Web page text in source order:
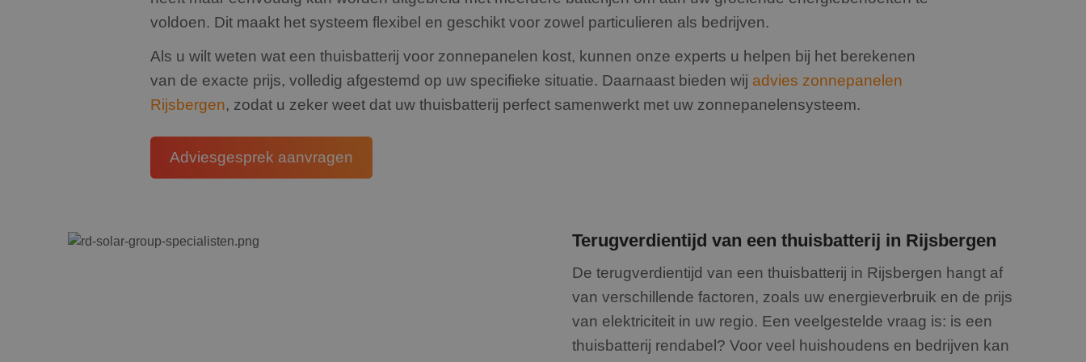
voldoen. Dit maakt het systeem flexibel en geschikt voor zowel particulieren als bedrijven.
Als u wilt weten wat een thuisbatterij voor zonnepanelen kost, kunnen onze experts u helpen bij het berekenen
van de exacte prijs, volledig afgestemd op uw specifieke situatie. Daarnaast bieden wij advies zonnepanelen
Rijsbergen, zodat u zeker weet dat uw thuisbatterij perfect samenwerkt met uw zonnepanelensysteem.
Adviesgesprek aanvragen
Terugverdientijd van een thuisbatterij in Rijsbergen
De terugverdientijd van een thuisbatterij in Rijsbergen hangt af
van verschillende factoren, zoals uw energieverbruik en de prijs
van elektriciteit in uw regio. Een veelgestelde vraag is: is een
thuisbatterij rendabel? Voor veel huishoudens en bedrijven kan
_clck
.rdsolargroup.nl
11 maanden
4 weken
Deze cookie wordt gebruikt om gebruikersinteracties en betrokkenheid
op de website te volgen om de gebruikerservaring en
websitefunctionaliteit te verbeteren.